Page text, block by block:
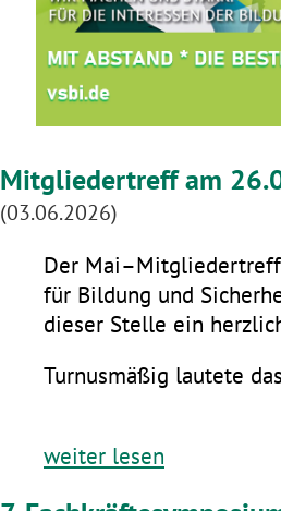
Mitgliedertreff am
(03.06.2026)
Der
für Bildung und
dieser Stelle ein
Turnusmäßig lautete
weiter lesen